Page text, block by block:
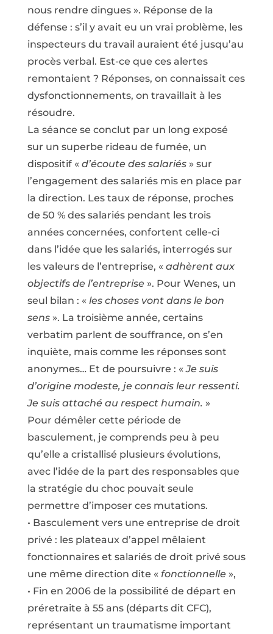
nous rendre dingues ». Réponse de la
défense : s’il y avait eu un vrai problème, les
inspecteurs du travail auraient été jusqu’au
procès verbal. Est-ce que ces alertes
remontaient ? Réponses, on connaissait ces
dysfonctionnements, on travaillait à les
résoudre.
La séance se conclut par un long exposé
sur un superbe rideau de fumée, un
dispositif « d’écoute des salariés » sur
l’engagement des salariés mis en place par
la direction. Les taux de réponse, proches
de 50 % des salariés pendant les trois
années concernées, confortent celle-ci
dans l’idée que les salariés, interrogés sur
les valeurs de l’entreprise, « adhèrent aux
objectifs de l’entreprise ». Pour Wenes, un
seul bilan : « les choses vont dans le bon
sens ». La troisième année, certains
verbatim parlent de souffrance, on s’en
inquiète, mais comme les réponses sont
anonymes… Et de poursuivre : «Je suis
d’origine modeste, je connais leur ressenti.
Je suis attaché au respect humain. »
Pour démêler cette période de
basculement, je comprends peu à peu
qu’elle a cristallisé plusieurs évolutions,
avec l’idée de la part des responsables que
la stratégie du choc pouvait seule
permettre d’imposer ces mutations.
• Basculement vers une entreprise de droit
privé : les plateaux d’appel mêlaient
fonctionnaires et salariés de droit privé sous
une même direction dite « fonctionnelle»,
• Fin en 2006 de la possibilité de départ en
préretraite à 55 ans (départs dit CFC),
représentant un traumatisme important